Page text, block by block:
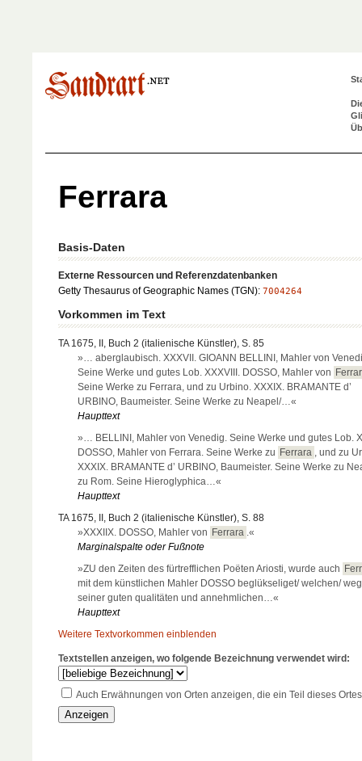
Ferrara
Basis-Daten
Externe Ressourcen und Referenzdatenbanken
Getty Thesaurus of Geographic Names (TGN): 7004264
Vorkommen im Text
TA 1675, II, Buch 2 (italienische Künstler), S. 85
»… aberglaubisch. XXXVII. GIOANN BELLINI, Mahler von
Seine Werke und gutes Lob. XXXVIII. DOSSO, Mahler von
Seine Werke zu Ferrara, und zu Urbino. XXXIX. BRAMANTE d’
URBINO, Baumeister. Seine Werke zu Neapel/…«
Haupttext
»… BELLINI, Mahler von Venedig. Seine Werke und gutes Lob.
DOSSO, Mahler von Ferrara. Seine Werke zu Ferrara , und zu
XXXIX. BRAMANTE d’ URBINO, Baumeister. Seine Werke zu
zu Rom. Seine Hieroglyphica…«
Haupttext
TA 1675, II, Buch 2 (italienische Künstler), S. 88
»XXXIIX. DOSSO, Mahler von Ferrara .«
Marginalspalte oder Fußnote
»ZU den Zeiten des fürtrefflichen Poëten Ariosti, wurde auch
mit dem künstlichen Mahler DOSSO beglükseliget/ welchen/
seiner guten qualitäten und annehmlichen…«
Haupttext
Weitere Textvorkommen einblenden
Textstellen anzeigen, wo folgende Bezeichnung verwendet wird:
Auch Erwähnungen von Orten anzeigen, die ein Teil dieses